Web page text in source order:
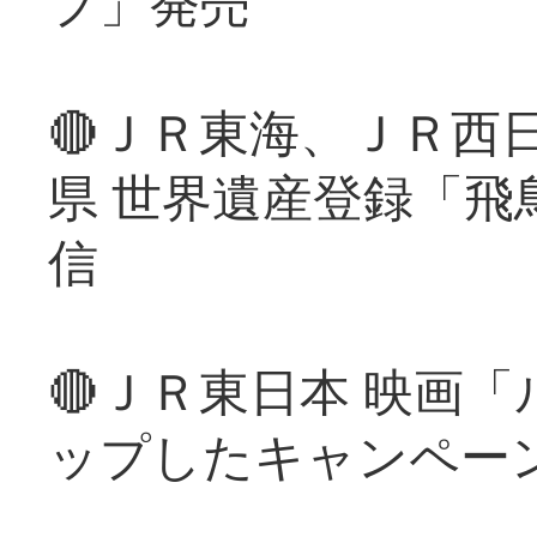
🔴ＪＲ東海、ＪＲ西
県 世界遺産登録「
信
🔴ＪＲ東日本 映画
ップしたキャンペー